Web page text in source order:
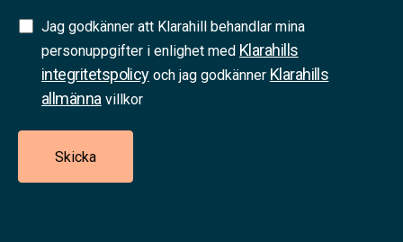
Samtycke
(Required)
Jag godkänner att Klarahill behandlar mina
personuppgifter i enlighet med Klarahills
integritetspolicyoch jag godkänner Klarahills
allmänna villkor
Skicka